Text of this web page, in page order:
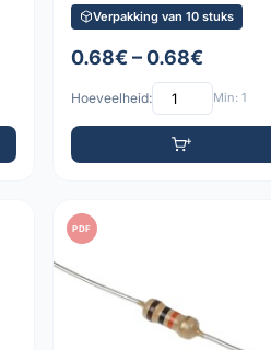
Verpakking van 10 stuks
0.68€ – 0.68€
Hoeveelheid: Min: 1
PDF